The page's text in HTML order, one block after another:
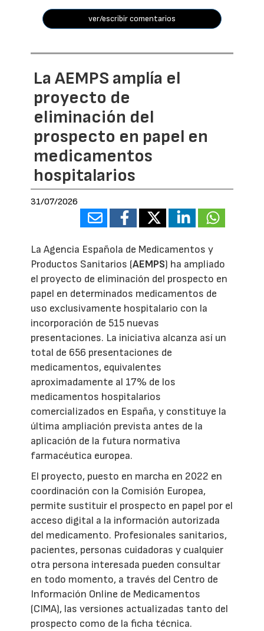
ver/escribir comentarios
La AEMPS amplía el
proyecto de
eliminación del
prospecto en papel en
medicamentos
hospitalarios
31/07/2026
La Agencia Española de Medicamentos y
Productos Sanitarios (AEMPS) ha ampliado
el proyecto de eliminación del prospecto en
papel en determinados medicamentos de
uso exclusivamente hospitalario con la
incorporación de 515 nuevas
presentaciones. La iniciativa alcanza así un
total de 656 presentaciones de
medicamentos, equivalentes
aproximadamente al 17% de los
medicamentos hospitalarios
comercializados en España, y constituye la
última ampliación prevista antes de la
aplicación de la futura normativa
farmacéutica europea.
El proyecto, puesto en marcha en 2022 en
coordinación con la Comisión Europea,
permite sustituir el prospecto en papel por el
acceso digital a la información autorizada
del medicamento. Profesionales sanitarios,
pacientes, personas cuidadoras y cualquier
otra persona interesada pueden consultar
en todo momento, a través del Centro de
Información Online de Medicamentos
(CIMA), las versiones actualizadas tanto del
prospecto como de la ficha técnica.